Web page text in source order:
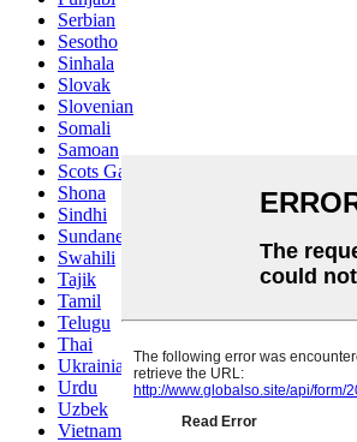
Serbian
Sesotho
Sinhala
Slovak
Slovenian
Somali
Samoan
Scots Gaelic
Shona
Sindhi
Sundanese
Swahili
Tajik
Tamil
Telugu
Thai
Ukrainian
Urdu
Uzbek
Vietnamese